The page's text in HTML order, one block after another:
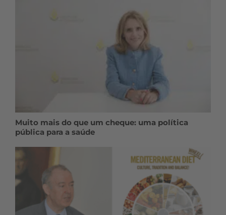
Muito mais do que um cheque: uma política
pública para a saúde